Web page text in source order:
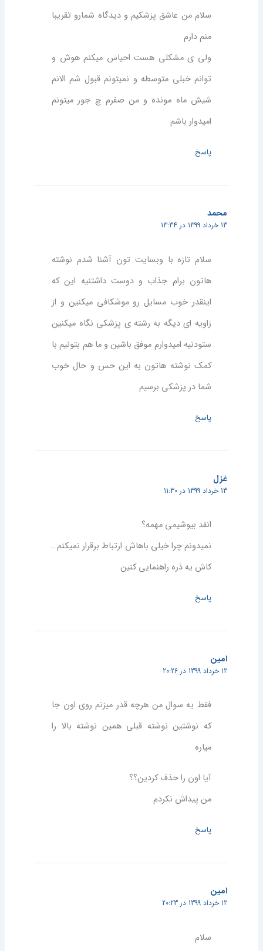
سلام من عاشق پزشکیم و دیدگاه شمارو تقریبا
منم دارم
ولی ی مشکلی هست احیاس میکنم هوش و
توانم خبلی متوسطه و نمیتونم قبول شم الانم
شیش ماه مونده و من صفرم چ جور میتونم
امیدوار باشم
پاسخ
محمد
13 خرداد 1399 در 13:34
سلام تازه با وبسایت تون آشنا شدم نوشته
هاتون برام جذاب و دوست داشتنیه این که
اینقدر خوب مسایل رو موشکافی میکنین و از
زاویه ای دیگه به رشته ی پزشکی نگاه میکنین
ستودنیه امیدوارم موفق باشین و ما هم بتونیم با
کمک نوشته هاتون به این حس و حال خوب
شما در پزشکی برسیم
پاسخ
غزل
13 خرداد 1399 در 11:30
انقد بیوشیمی مهمه؟
نمیدونم چرا خیلی باهاش ارتباط برقرار نمیکنم…
کاش یه ذره راهنمایی کنین
پاسخ
امین
12 خرداد 1399 در 20:26
فقط یه سوال من هرچه قدر میزنم روی اون جا
که نوشتین نوشته قبلی همین نوشته بالا را
میاره
آیا اون را حذف کردین؟؟
من پیداش نکردم
پاسخ
امین
12 خرداد 1399 در 20:23
سلام